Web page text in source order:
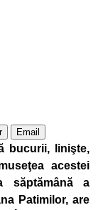
Email
bucurii, linişte,
acestei
săptămână a
Patimilor, are